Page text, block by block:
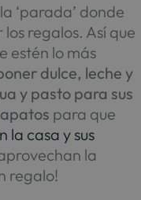
‘parada’ donde
regalos. Así que
estén lo más
dulce, leche y
y pasto para sus
para que
la casa y sus
la
regalo!